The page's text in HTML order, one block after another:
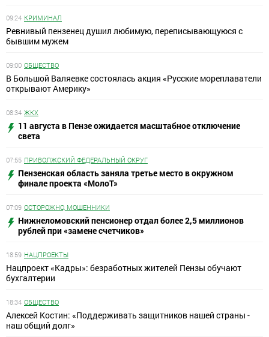
09:24 КРИМИНАЛ
Ревнивый пензенец душил любимую, переписывающуюся с
бывшим мужем
09:00 ОБЩЕСТВО
В Большой Валяевке состоялась акция «Русские мореплаватели
открывают Америку»
08:34 ЖКХ
11 августа в Пензе ожидается масштабное отключение
света
07:55 ПРИВОЛЖСКИЙ ФЕДЕРАЛЬНЫЙ ОКРУГ
Пензенская область заняла третье место в окружном
финале проекта «МолоТ»
07:09 ОСТОРОЖНО, МОШЕННИКИ
Нижнеломовский пенсионер отдал более 2,5 миллионов
рублей при «замене счетчиков»
18:59 НАЦПРОЕКТЫ
Нацпроект «Кадры»: безработных жителей Пензы обучают
бухгалтерии
18:34 ОБЩЕСТВО
Алексей Костин: «Поддерживать защитников нашей страны -
наш общий долг»